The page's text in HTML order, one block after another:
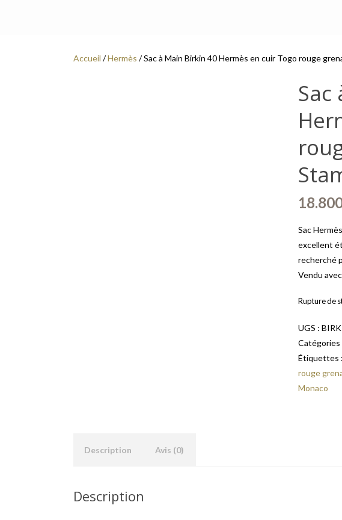
Accueil /Hermès / Sac à Main Birkin 40 Hermès en cuir Togo rouge
Sac
Sac
excellent
recherché
Vendu
Rupture de
UGS :
Étiquettes
rouge
Monaco
Description Avis (0)
Description